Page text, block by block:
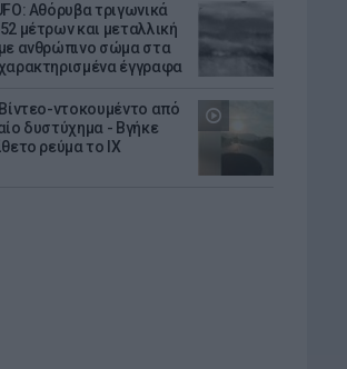
Αθόρυβα τριγωνικά
μέτρων και μεταλλική
ανθρώπινο σώμα στα
έγγραφα
ντοκουμέντο από
δυστύχημα - Βγήκε
ρεύμα το ΙΧ